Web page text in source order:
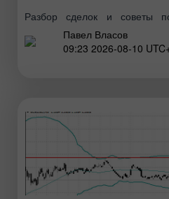
Разбор сделок и советы
валютой Тест цены 1.1533
индикатор MACD только
Павел Власов
09:23 2026-08-10